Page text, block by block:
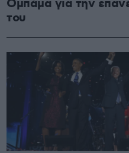
Ομπάμα για την
του